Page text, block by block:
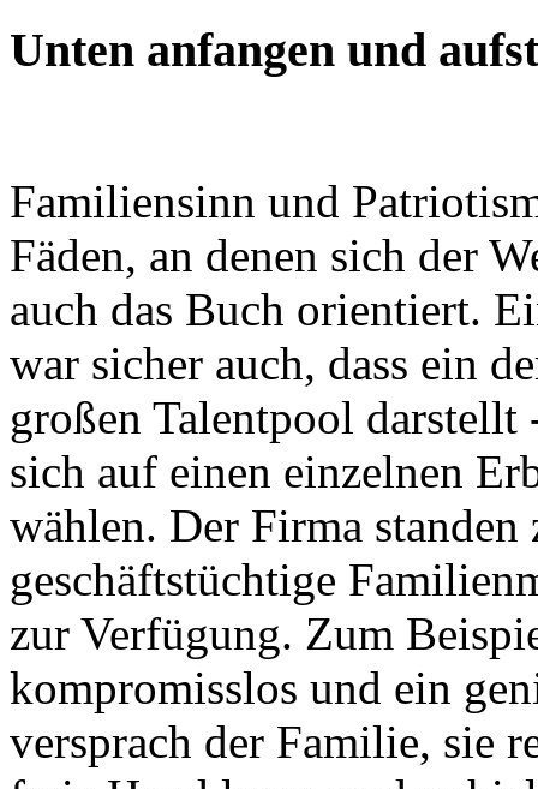
Unten anfangen und
Familiensinn und
Fäden, an denen sich der
auch das Buch orientiert.
war sicher auch, dass ein
großen Talentpool
sich auf einen einzelnen
wählen. Der Firma
geschäftstüchtige
zur Verfügung. Zum
kompromisslos und ein
versprach der Familie, sie